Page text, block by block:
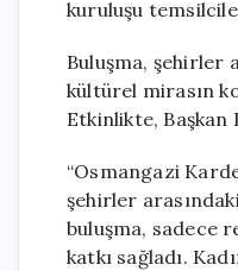
kuruluşu
Buluşma, şehirler
kültürel mirasın
Etkinlikte, Başkan
“Osmangazi
şehirler
buluşma, sadece
katkı sağladı.